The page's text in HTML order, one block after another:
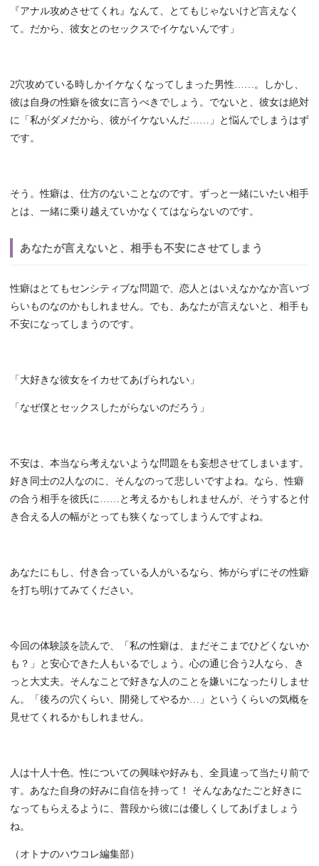
『アナル攻めさせてくれ』なんて、とてもじゃないけど言えなく
て。だから、彼女とのセックスでイケないんです」
2穴攻めている時しかイケなくなってしまった男性……。しかし、
彼は自身の性癖を彼女に言うべきでしょう。でないと、彼女は絶対
に「私がダメだから、彼がイケないんだ……」と悩んでしまうはず
です。
そう。性癖は、仕方のないことなのです。ずっと一緒にいたい相手
とは、一緒に乗り越えていかなくてはならないのです。
あなたが言えないと、相手も不安にさせてしまう
性癖はとてもセンシティブな問題で、恋人とはいえなかなか言いづ
らいものなのかもしれません。でも、あなたが言えないと、相手も
不安になってしまうのです。
「大好きな彼女をイカせてあげられない」
「なぜ僕とセックスしたがらないのだろう」
不安は、本当なら考えないような問題をも妄想させてしまいます。
好き同士の2人なのに、そんなのって悲しいですよね。なら、性癖
の合う相手を彼氏に……と考えるかもしれませんが、そうすると付
き合える人の幅がとっても狭くなってしまうんですよね。
あなたにもし、付き合っている人がいるなら、怖がらずにその性癖
を打ち明けてみてください。
今回の体験談を読んで、「私の性癖は、まだそこまでひどくないか
も？」と安心できた人もいるでしょう。心の通じ合う2人なら、き
っと大丈夫。そんなことで好きな人のことを嫌いになったりしませ
ん。「後ろの穴くらい、開発してやるか…」というくらいの気概を
見せてくれるかもしれません。
人は十人十色。性についての興味や好みも、全員違って当たり前で
す。あなた自身の好みに自信を持って！ そんなあなたごと好きに
なってもらえるように、普段から彼には優しくしてあげましょう
ね。
（オトナのハウコレ編集部）